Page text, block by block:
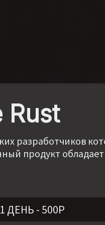
Rust
разработчиков
продукт
ДЕНЬ - 500Р